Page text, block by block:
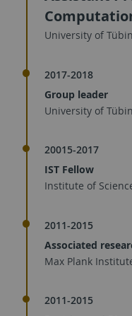
University of
2017-2018
Group leader
University of
20015-2017
IST Fellow
Institute of
2011-2015
Associated
Max Plank
2011-2015